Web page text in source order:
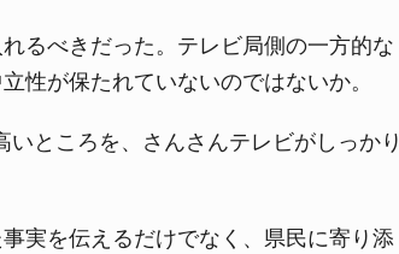
るべきだった。テレビ局側の一方的な
性が保たれていないのではないか。
ところを、さんさんテレビがしっかり
実を伝えるだけでなく、県民に寄り添